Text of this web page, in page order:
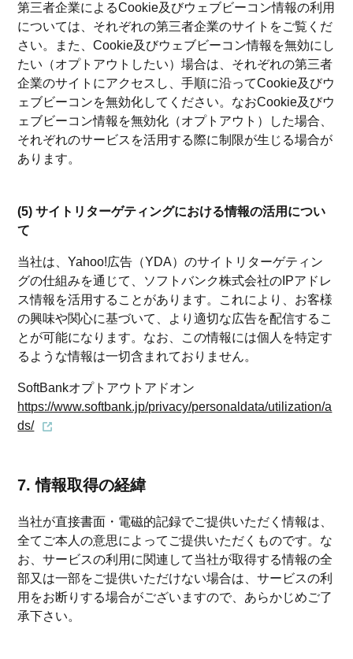
第三者企業によるCookie及びウェブビーコン情報の利用
については、それぞれの第三者企業のサイトをご覧くだ
さい。また、Cookie及びウェブビーコン情報を無効にし
たい（オプトアウトしたい）場合は、それぞれの第三者
企業のサイトにアクセスし、手順に沿ってCookie及びウ
ェブビーコンを無効化してください。なおCookie及びウ
ェブビーコン情報を無効化（オプトアウト）した場合、
それぞれのサービスを活用する際に制限が生じる場合が
あります。
(5) サイトリターゲティングにおける情報の活用につい
て
当社は、Yahoo!広告（YDA）のサイトリターゲティン
グの仕組みを通じて、ソフトバンク株式会社のIPアドレ
ス情報を活用することがあります。これにより、お客様
の興味や関心に基づいて、より適切な広告を配信するこ
とが可能になります。なお、この情報には個人を特定す
るような情報は一切含まれておりません。
SoftBankオプトアウトアドオン
https://www.softbank.jp/privacy/personaldata/utilization/a
ds/
7. 情報取得の経緯
当社が直接書面・電磁的記録でご提供いただく情報は、
全てご本人の意思によってご提供いただくものです。な
お、サービスの利用に関連して当社が取得する情報の全
部又は一部をご提供いただけない場合は、サービスの利
用をお断りする場合がございますので、あらかじめご了
承下さい。